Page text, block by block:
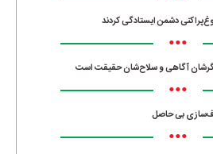
دشمن ایستادگی کردند
•••
آگاهی و سلاح‌شان حقیقت است
•••
بی حاصل
•••